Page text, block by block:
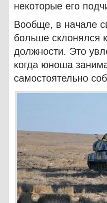
некоторые его
Вообще, в начале
больше склонялся
должности. Это
когда юноша
самостоятельно